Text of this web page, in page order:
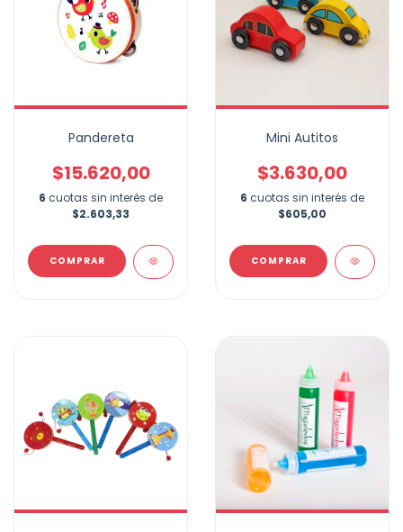
Pandereta
$15.620,00
6 cuotas sin interés de
$2.603,33
Mini Autitos
$3.630,00
6 cuotas sin interés de
$605,00